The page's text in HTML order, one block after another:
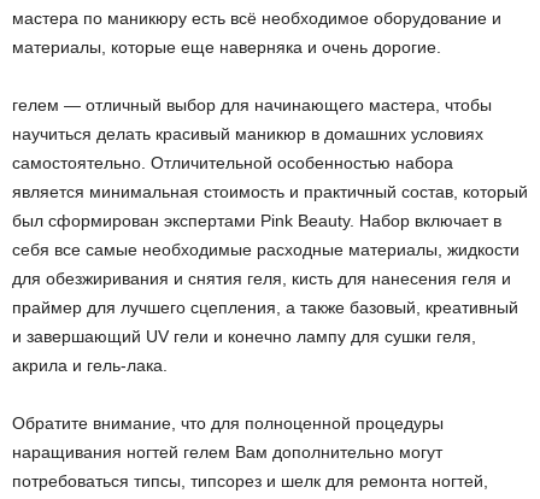
мастера по маникюру есть всё необходимое оборудование и
материалы, которые еще наверняка и очень дорогие.
гелем — отличный выбор для начинающего мастера, чтобы
научиться делать красивый маникюр в домашних условиях
самостоятельно. Отличительной особенностью набора
является минимальная стоимость и практичный состав, который
был сформирован экспертами Pink Beauty. Набор включает в
себя все самые необходимые расходные материалы, жидкости
для обезжиривания и снятия геля, кисть для нанесения геля и
праймер для лучшего сцепления, а также базовый, креативный
и завершающий UV гели и конечно лампу для сушки геля,
акрила и гель-лака.
Обратите внимание, что для полноценной процедуры
наращивания ногтей гелем Вам дополнительно могут
потребоваться типсы, типсорез и шелк для ремонта ногтей,